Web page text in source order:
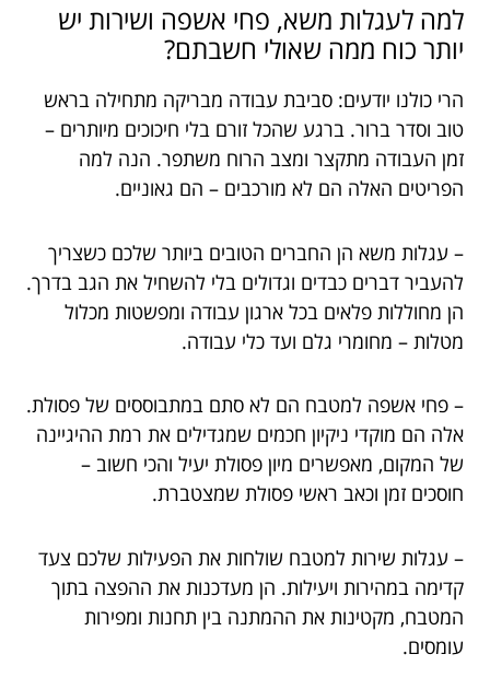
למה לעגלות משא, פחי אשפה ושירות יש
יותר כוח ממה שאולי חשבתם?
הרי כולנו יודעים: סביבת עבודה מבריקה מתחילה בראש
טוב וסדר ברור. ברגע שהכל זורם בלי חיכוכים מיותרים –
זמן העבודה מתקצר ומצב הרוח משתפר. הנה למה
הפריטים האלה הם לא מורכבים – הם גאוניים.
– עגלות משא הן החברים הטובים ביותר שלכם כשצריך
להעביר דברים כבדים וגדולים בלי להשחיל את הגב בדרך.
הן מחוללות פלאים בכל ארגון עבודה ומפשטות מכלול
מטלות – מחומרי גלם ועד כלי עבודה.
– פחי אשפה למטבח הם לא סתם במתבוססים של פסולת.
אלה הם מוקדי ניקיון חכמים שמגדילים את רמת ההיגיינה
של המקום, מאפשרים מיון פסולת יעיל והכי חשוב –
חוסכים זמן וכאב ראשי פסולת שמצטברת.
– עגלות שירות למטבח שולחות את הפעילות שלכם צעד
קדימה במהירות ויעילות. הן מעדכנות את ההפצה בתוך
המטבח, מקטינות את ההמתנה בין תחנות ומפירות
עומסים.